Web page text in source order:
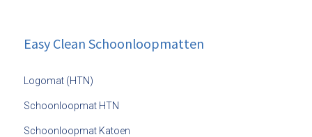
Easy Clean Schoonloopmatten
Logomat (HTN)
Schoonloopmat HTN
Schoonloopmat Katoen